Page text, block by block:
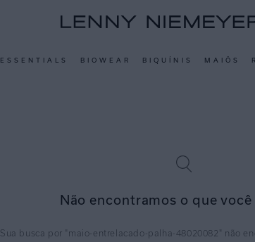
ESSENTIALS BIOWEAR BIQUÍNIS MAIÔS
Não encontramos o que
maio-entrelacado-palha-48020082